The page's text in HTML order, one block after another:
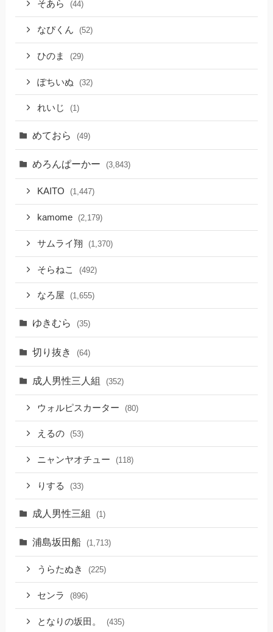
そあら (44)
なぴくん (52)
ひのま (29)
ぽちいぬ (32)
れいじ (1)
めておら (49)
めろんぱーかー (3,843)
KAITO (1,447)
kamome (2,179)
サムライ翔 (1,370)
そらねこ (492)
なろ屋 (1,655)
ゆきむら (35)
切り抜き (64)
成人男性三人組 (352)
ウォルピスカーター (80)
えるの (53)
ニャンヤオチュー (118)
りする (33)
成人男性三組 (1)
浦島坂田船 (1,713)
うらたぬき (225)
センラ (896)
となりの坂田。 (435)